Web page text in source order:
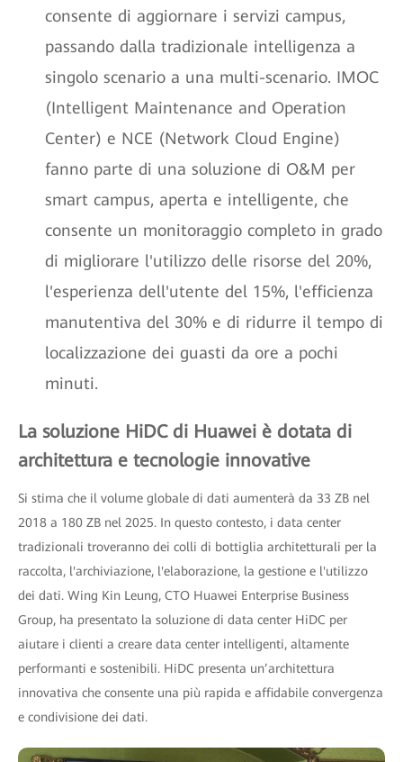
consente di aggiornare i servizi campus,
passando dalla tradizionale intelligenza a
singolo scenario a una multi-scenario. IMOC
(Intelligent Maintenance and Operation
Center) e NCE (Network Cloud Engine)
fanno parte di una soluzione di O&M per
smart campus, aperta e intelligente, che
consente un monitoraggio completo in grado
di migliorare l'utilizzo delle risorse del 20%,
l'esperienza dell'utente del 15%, l'efficienza
manutentiva del 30% e di ridurre il tempo di
localizzazione dei guasti da ore a pochi
minuti.
La soluzione HiDC di Huawei è dotata di
architettura e tecnologie innovative
Si stima che il volume globale di dati aumenterà da 33 ZB nel
2018 a 180 ZB nel 2025. In questo contesto, i data center
tradizionali troveranno dei colli di bottiglia architetturali per la
raccolta, l'archiviazione, l'elaborazione, la gestione e l'utilizzo
dei dati. Wing Kin Leung, CTO Huawei Enterprise Business
Group, ha presentato la soluzione di data center HiDC per
aiutare i clienti a creare data center intelligenti, altamente
performanti e sostenibili. HiDC presenta un’architettura
innovativa che consente una più rapida e affidabile convergenza
e condivisione dei dati.